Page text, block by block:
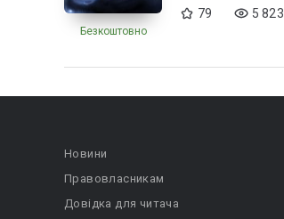
Безкоштовно
79 5 823
Новини
Правовласникам
Довідка для читача